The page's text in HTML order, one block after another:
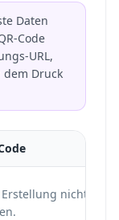
Daten
Code
URL,
dem Druck
nicht